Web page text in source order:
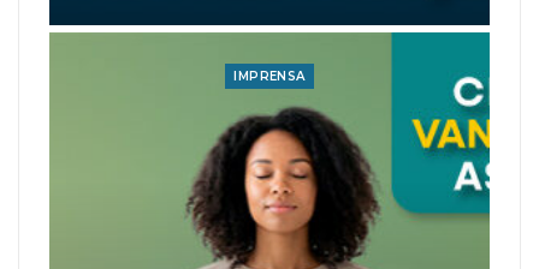
IMPRENSA